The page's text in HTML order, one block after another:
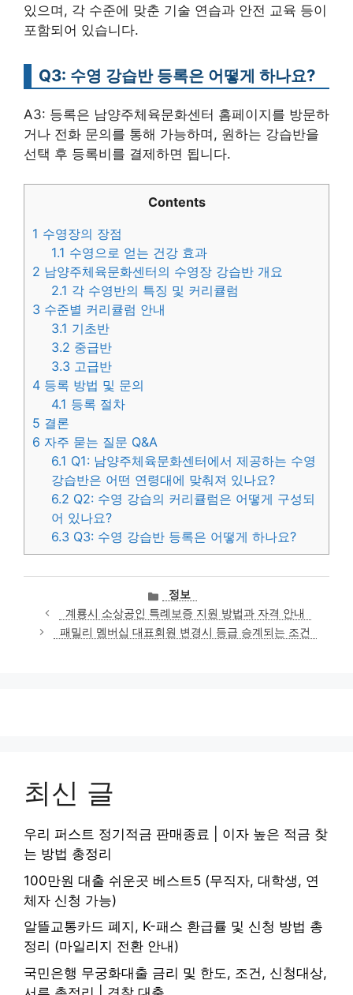
있으며, 각 수준에 맞춘 기술 연습과 안전 교육 등이
포함되어 있습니다.
Q3: 수영 강습반 등록은 어떻게 하나요?
A3: 등록은 남양주체육문화센터 홈페이지를 방문하
거나 전화 문의를 통해 가능하며, 원하는 강습반을
선택 후 등록비를 결제하면 됩니다.
Contents
1 수영장의 장점
1.1 수영으로 얻는 건강 효과
2 남양주체육문화센터의 수영장 강습반 개요
2.1 각 수영반의 특징 및 커리큘럼
3 수준별 커리큘럼 안내
3.1 기초반
3.2 중급반
3.3 고급반
4 등록 방법 및 문의
4.1 등록 절차
5 결론
6 자주 묻는 질문 Q&A
6.1 Q1: 남양주체육문화센터에서 제공하는 수영
강습반은 어떤 연령대에 맞춰져 있나요?
6.2 Q2: 수영 강습의 커리큘럼은 어떻게 구성되
어 있나요?
6.3 Q3: 수영 강습반 등록은 어떻게 하나요?
카
테
고
리
정보
계룡시 소상공인 특례보증 지원 방법과 자격 안내
패밀리 멤버십 대표회원 변경시 등급 승계되는 조건
최신 글
우리 퍼스트 정기적금 판매종료 | 이자 높은 적금 찾
는 방법 총정리
100만원 대출 쉬운곳 베스트5 (무직자, 대학생, 연
체자 신청 가능)
알뜰교통카드 폐지, K-패스 환급률 및 신청 방법 총
정리 (마일리지 전환 안내)
국민은행 무궁화대출 금리 및 한도, 조건, 신청대상,